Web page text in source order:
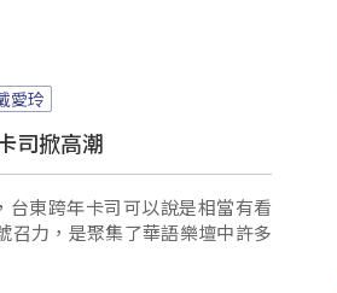
愛玲
司掀高潮
東跨年卡司可以說是相當有看
召力，是聚集了華語樂壇中許多